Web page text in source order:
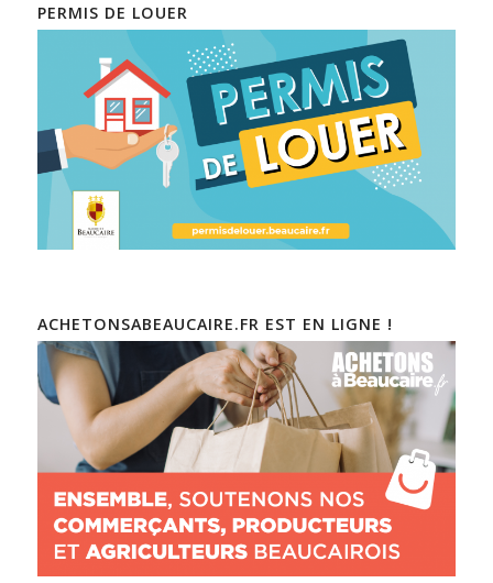
PERMIS DE LOUER
ACHETONSABEAUCAIRE.FR EST EN LIGNE !